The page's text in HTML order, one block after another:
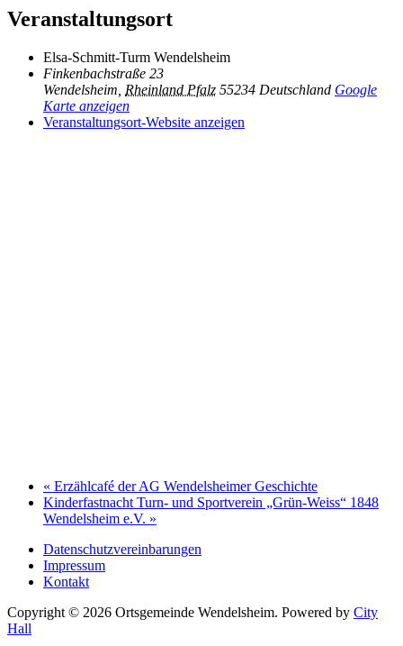
Veranstaltungsort
Elsa-Schmitt-Turm Wendelsheim
Finkenbachstraße 23
Wendelsheim Rheinland Pfalz 55234 Deutschland Google
Karte anzeigen
Veranstaltungsort-Website anzeigen
« Erzählcafé der AG Wendelsheimer Geschichte
Kinderfastnacht Turn- und Sportverein „Grün-Weiss“ 1848
Wendelsheim e.V. »
Datenschutzvereinbarungen
Impressum
Kontakt
Copyright © 2026 Ortsgemeinde Wendelsheim. Powered by City
Hall